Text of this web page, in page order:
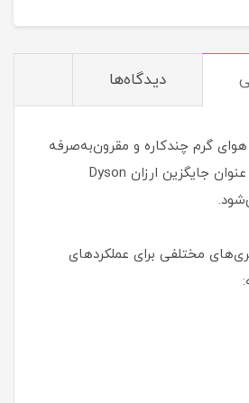
دیدگاه‌ها
هوای گرم چندکاره و مقرون‌به‌صرفه
است که معمولاً به عنوان جایگزین ارزان Dyson
مختلفی برای عملکردهای